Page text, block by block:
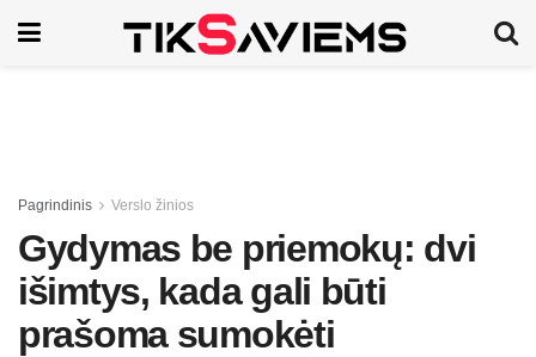
Pagrindinis Verslo žinios
Gydymas be priemokų: dvi
išimtys, kada gali būti
prašoma sumokėti